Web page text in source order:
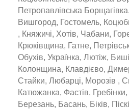
Петропавлівська
Вишгород, Гостомель,
, Княжичі, Хотів, Чабани,
Крюківщина, Гатне,
Обухів, Українка, Лютіж,
Колонщина, Клавдієво,
Стайки, Любарці, Морозів ,
Катюжанка, Фастів,
Березань, Басань, Біків,